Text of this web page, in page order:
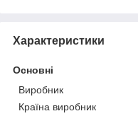
Характеристики
Основні
Виробник
Країна виробник